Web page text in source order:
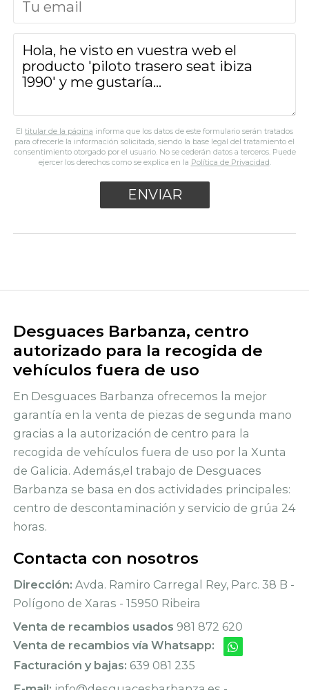
El titular de la página informa que los datos de este formulario serán tratados
para ofrecerle la información solicitada, siendo la base legal del tratamiento el
consentimiento otorgado por el usuario. No se cederán datos a terceros. Puede
ejercer los derechos como se explica en la Política de Privacidad
Desguaces Barbanza, centro
autorizado para la recogida de
vehículos fuera de uso
En Desguaces Barbanza ofrecemos la mejor
garantía en la venta de piezas de segunda mano
gracias a la autorización de centro para la
recogida de vehículos fuera de uso por la Xunta
de Galicia. Además,el trabajo de Desguaces
Barbanza se basa en dos actividades principales:
centro de descontaminación y servicio de grúa 24
horas.
Contacta con nosotros
Dirección: Avda. Ramiro Carregal Rey, Parc. 38 B -
Polígono de Xaras - 15950 Ribeira
Venta de recambios usados 981 872 620
Venta de recambios vía Whatsapp:
Facturación y bajas: 639 081 235